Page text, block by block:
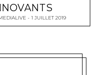
1 JUILLET 2019